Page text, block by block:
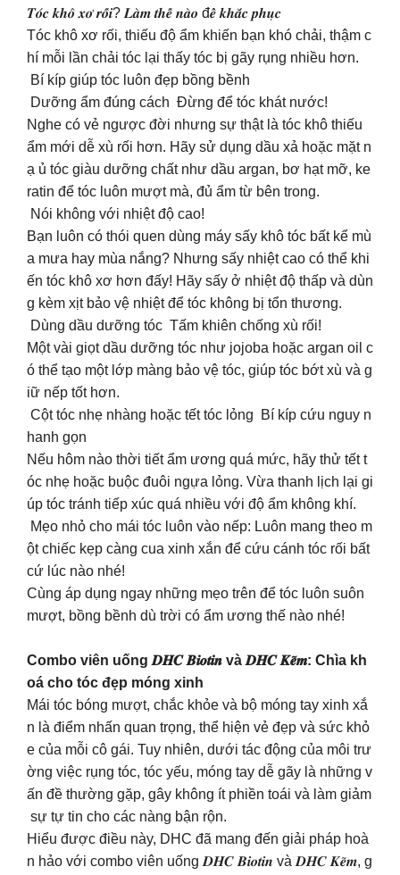
𝑻𝒐́𝒄 𝒌𝒉𝒐̂ 𝒙𝒐̛ 𝒓𝒐̂́𝒊? 𝑳𝒂̀𝒎 𝒕𝒉𝒆̂́ 𝒏𝒂̀𝒐 đ𝒆̂̉ 𝒌𝒉𝒂̆́𝒄 𝒑𝒉𝒖̣𝒄
Tóc khô xơ rối, thiếu độ ẩm khiến bạn khó chải, thậm c
hí mỗi lần chải tóc lại thấy tóc bị gãy rụng nhiều hơn.
Bí kíp giúp tóc luôn đẹp bồng bềnh
Dưỡng ẩm đúng cách Đừng để tóc khát nước!
Nghe có vẻ ngược đời nhưng sự thật là tóc khô thiếu
ẩm mới dễ xù rối hơn. Hãy sử dụng dầu xả hoặc mặt n
ạ ủ tóc giàu dưỡng chất như dầu argan, bơ hạt mỡ, ke
ratin để tóc luôn mượt mà, đủ ẩm từ bên trong.
Nói không với nhiệt độ cao!
Bạn luôn có thói quen dùng máy sấy khô tóc bất kể mù
a mưa hay mùa nắng? Nhưng sấy nhiệt cao có thể khi
ến tóc khô xơ hơn đấy! Hãy sấy ở nhiệt độ thấp và dùn
g kèm xịt bảo vệ nhiệt để tóc không bị tổn thương.
Dùng dầu dưỡng tóc Tấm khiên chống xù rối!
Một vài giọt dầu dưỡng tóc như jojoba hoặc argan oil c
ó thể tạo một lớp màng bảo vệ tóc, giúp tóc bớt xù và g
iữ nếp tốt hơn.
Cột tóc nhẹ nhàng hoặc tết tóc lỏng Bí kíp cứu nguy n
hanh gọn
Nếu hôm nào thời tiết ẩm ương quá mức, hãy thử tết t
óc nhẹ hoặc buộc đuôi ngựa lỏng. Vừa thanh lịch lại gi
úp tóc tránh tiếp xúc quá nhiều với độ ẩm không khí.
Mẹo nhỏ cho mái tóc luôn vào nếp: Luôn mang theo m
ột chiếc kẹp càng cua xinh xắn để cứu cánh tóc rối bất
cứ lúc nào nhé!
Cùng áp dụng ngay những mẹo trên để tóc luôn suôn
mượt, bồng bềnh dù trời có ẩm ương thế nào nhé!
Combo viên uống 𝑫𝑯𝑪 𝑩𝒊𝒐𝒕𝒊𝒏 và 𝑫𝑯𝑪 𝑲𝒆̃𝒎: Chìa kh
oá cho tóc đẹp móng xinh
Mái tóc bóng mượt, chắc khỏe và bộ móng tay xinh xắ
n là điểm nhấn quan trọng, thể hiện vẻ đẹp và sức khỏ
e của mỗi cô gái. Tuy nhiên, dưới tác động của môi trư
ờng việc rụng tóc, tóc yếu, móng tay dễ gãy là những v
ấn đề thường gặp, gây không ít phiền toái và làm giảm
sự tự tin cho các nàng bận rộn.
Hiểu được điều này, DHC đã mang đến giải pháp hoà
n hảo với combo viên uống 𝑫𝑯𝑪 𝑩𝒊𝒐𝒕𝒊𝒏 và 𝑫𝑯𝑪 𝑲𝒆̃𝒎, g